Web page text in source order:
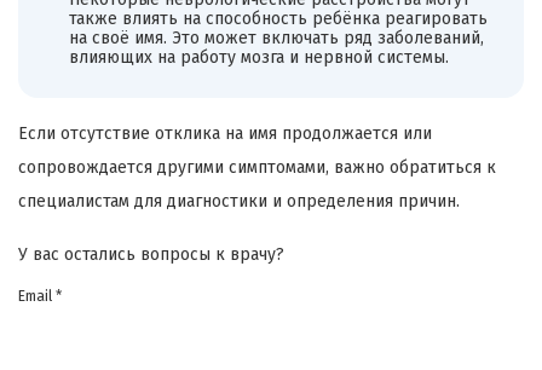
также влиять на способность ребёнка реагировать
на своё имя. Это может включать ряд заболеваний,
влияющих на работу мозга и нервной системы.
Если отсутствие отклика на имя продолжается или
сопровождается другими симптомами, важно обратиться к
специалистам для диагностики и определения причин.
У вас остались вопросы к врачу?
Email *